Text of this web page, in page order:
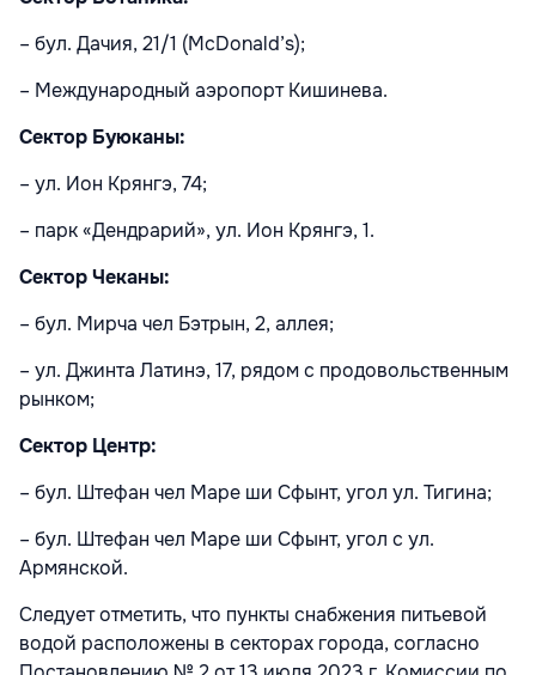
– бул. Дачия, 21/1 (McDonald’s);
– Международный аэропорт Кишинева.
Сектор Буюканы:
– ул. Ион Крянгэ, 74;
– парк «Дендрарий», ул. Ион Крянгэ, 1.
Сектор Чеканы:
– бул. Мирча чел Бэтрын, 2, аллея;
– ул. Джинта Латинэ, 17, рядом с продовольственным
рынком;
Сектор Центр:
– бул. Штефан чел Маре ши Сфынт, угол ул. Тигина;
– бул. Штефан чел Маре ши Сфынт, угол с ул.
Армянской.
Следует отметить, что пункты снабжения питьевой
водой расположены в секторах города, согласно